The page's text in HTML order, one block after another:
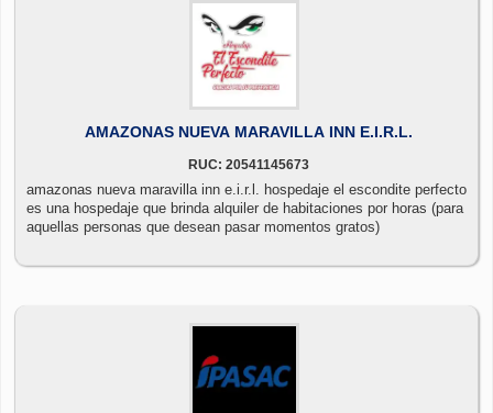
AMAZONAS NUEVA MARAVILLA INN E.I.R.L.
RUC: 20541145673
amazonas nueva maravilla inn e.i.r.l. hospedaje el escondite perfecto
es una hospedaje que brinda alquiler de habitaciones por horas (para
aquellas personas que desean pasar momentos gratos)